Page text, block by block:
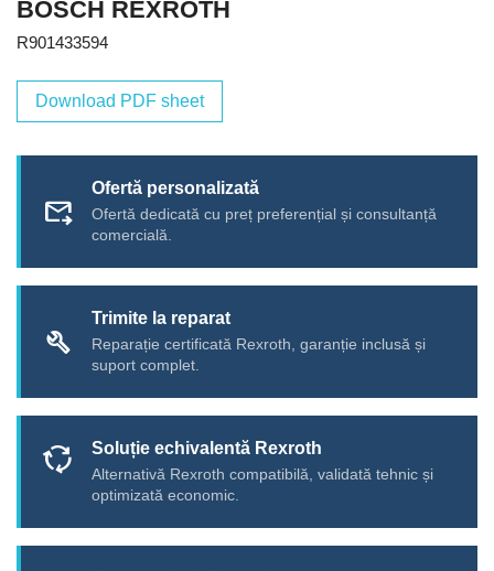
BOSCH REXROTH
R901433594
Download PDF sheet
forward_to_inbox
Ofertă personalizată
Ofertă dedicată cu preț preferențial și consultanță
comercială.
build
Trimite la reparat
Reparație certificată Rexroth, garanție inclusă și
suport complet.
cycle Soluție echivalentă Rexroth
Alternativă Rexroth compatibilă, validată tehnic și
optimizată economic.